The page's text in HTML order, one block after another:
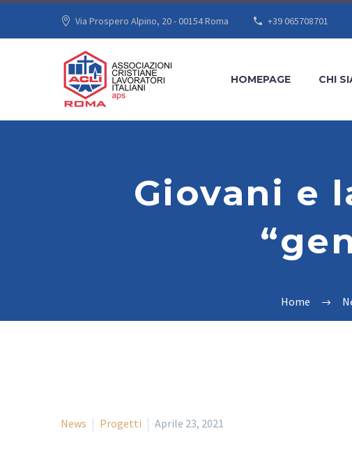
Via Prospero Alpino, 20 - 00154 Roma +39 065708701
HOMEPAGE CHI
Giovani e
Home
News Progetti Aprile 23, 2021